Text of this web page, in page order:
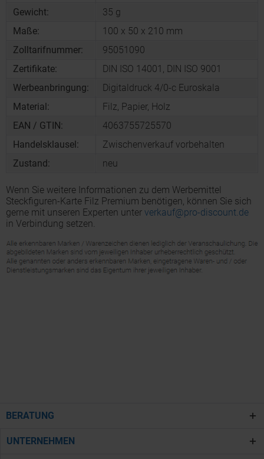
Gewicht:
35 g
Maße:
100 x 50 x 210 mm
Zolltarifnummer:
95051090
Zertifikate:
DIN ISO 14001, DIN ISO 9001
Werbeanbringung:
Digitaldruck 4/0-c Euroskala
Material:
Filz, Papier, Holz
EAN / GTIN:
4063755725570
Handelsklausel:
Zwischenverkauf vorbehalten
Zustand:
neu
Wenn Sie weitere Informationen zu dem Werbemittel
Steckfiguren-Karte Filz Premium benötigen, können Sie sich
gerne mit unseren Experten unter verkauf@pro-discount.de
in Verbindung setzen.
BERATUNG
UNTERNEHMEN